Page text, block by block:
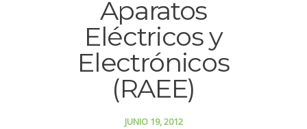
Aparatos
Eléctricos y
Electrónicos
(RAEE)
JUNIO 19, 2012